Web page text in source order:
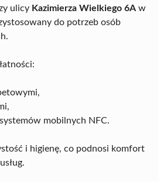
ulicy Kazimierza Wielkiego 6A w
do potrzeb osób
mobilnych NFC.
i higienę, co podnosi komfort